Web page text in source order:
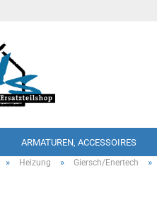
ARMATUREN, ACCESSOIRES
» Heizung » Giersch/Enertech »